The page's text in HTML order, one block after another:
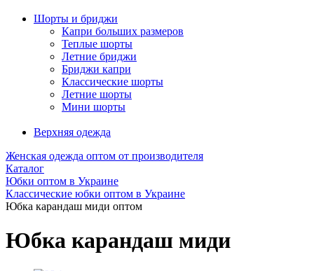
Шорты и бриджи
Капри больших размеров
Теплые шорты
Летние бриджи
Бриджи капри
Классические шорты
Летние шорты
Мини шорты
Верхняя одежда
Женская одежда оптом от производителя
Каталог
Юбки оптом в Украине
Классические юбки оптом в Украине
Юбка карандаш миди оптом
Юбка карандаш миди